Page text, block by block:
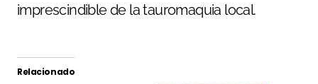
imprescindible de la tauromaquia local.
Relacionado